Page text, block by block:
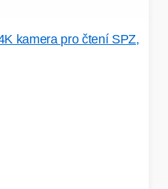
kamera pro čtení SPZ,